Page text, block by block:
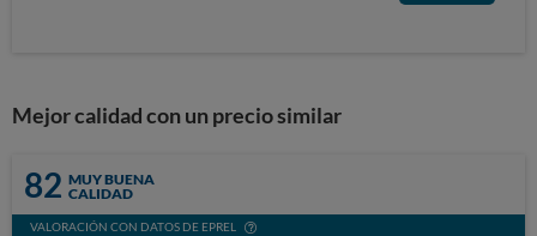
Mejor calidad con un precio similar
82 MUY BUENA
CALIDAD
VALORACIÓN CON DATOS DE EPREL